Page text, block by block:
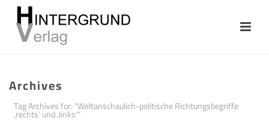
Archives
Tag Archives for: "Weltanschaulich-politische Richtungsbegriffe
‚rechts‘ und ‚links‘"